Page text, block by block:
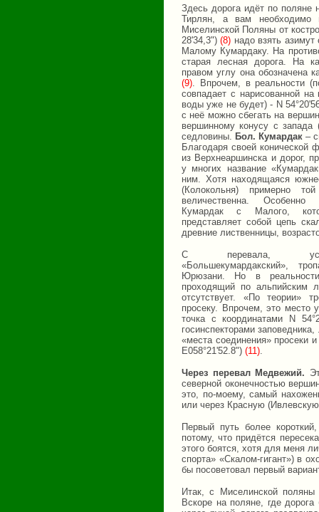
Здесь дорога идёт по
Тирлян, а вам необходимо
Миселинской Поляны от
28'34,3")(8) надо взять
Малому Кумардаку. На
старая лесная дорога. На
правом углу она обозначена
(9) . Впрочем, в реальности
совпадает с нарисованной
воды уже не будет) - N
с неё можно сбегать на
вершинному конусу с
седловины. Бол. Кумардак –
Благодаря своей конической
из Верхнеаршинска и дорог,
у многих название
ним. Хотя находящаяся
(Колокольня) примерно
величественна.
Кумардак с Малого,
представляет собой цепь
древние лиственницы,
С перевала,
«Большекумардакский»,
Юрюзани. Но в
проходящий по альпийским
отсутствует. «По теории»
просеку. Впрочем, это место
точка с координатами N
госинспекторами
«места соединения» просеки
E058°21'52.8") (11)
Через перевал Медвежий.
северной оконечностью
это, по-моему, самый
или через Красную
Первый путь более
потому, что придётся
этого боятся, хотя для меня
спорта» «Скалом-гигант») в
бы посоветовал первый
Итак, с Миселинской
Вскоре на поляне, где